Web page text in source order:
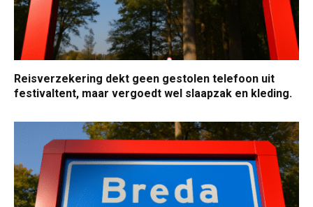
Reisverzekering dekt geen gestolen telefoon uit
festivaltent, maar vergoedt wel slaapzak en kleding.